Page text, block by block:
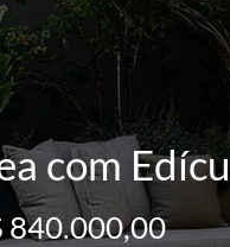
com
840.000,00